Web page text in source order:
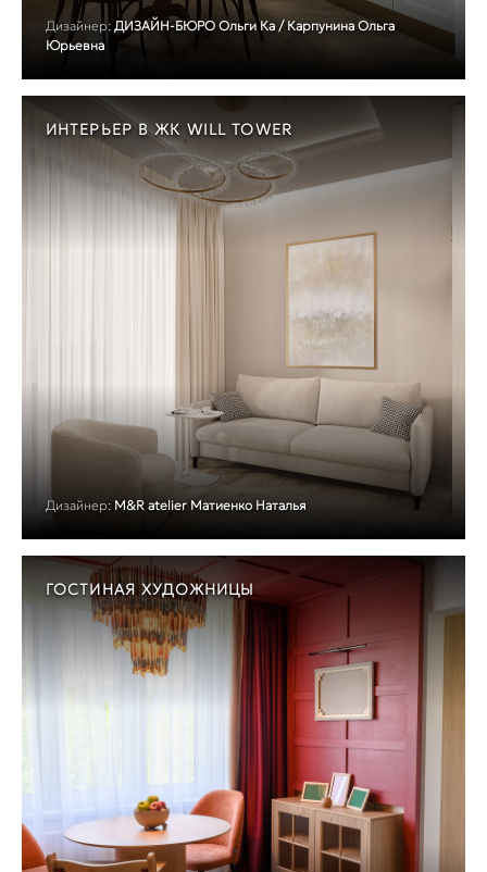
Дизайнер: ДИЗАЙН-БЮРО Ольги Ка / Карпунина Ольга
Юрьевна
ИНТЕРЬЕР В ЖК WILL TOWER
Дизайнер: M&R atelier Матиенко Наталья
ГОСТИНАЯ ХУДОЖНИЦЫ